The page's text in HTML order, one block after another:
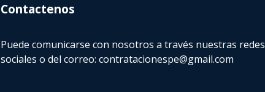
Contactenos
Puede comunicarse con nosotros a través nuestras redes
sociales o del correo:contratacionespe@gmail.com